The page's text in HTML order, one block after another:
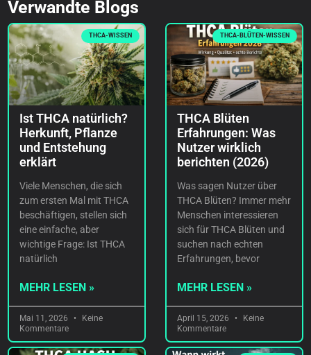
Verwandte Blogs
THCA-WISSEN
Ist THCA natürlich?
Herkunft, Pflanze
und Entstehung
erklärt
Viele Menschen, die sich
zum ersten Mal mit THCA
beschäftigen, stellen sich
eine einfache, aber
wichtige Frage: Ist THCA
natürlich
MEHR LESEN »
Mai 11, 2026
Keine
Kommentare
THCA-BLÜTEN-WISSEN
THCA Blüten
Erfahrungen: Was
Nutzer wirklich
berichten (2026)
Was sagen Nutzer über
THCA Blüten? Immer mehr
Menschen interessieren
sich für THCA Blüten und
suchen nach echten
Erfahrungen, bevor
MEHR LESEN »
April 15, 2026
Keine
Kommentare